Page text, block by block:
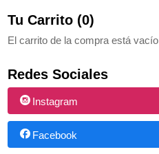
Tu Carrito (0)
El carrito de la compra está vacío
Redes Sociales
Instagram
Facebook